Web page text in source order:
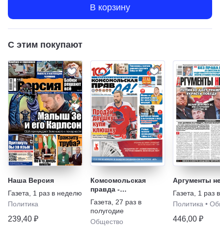
В корзину
С этим покупают
Наша Версия
Газета
1 раз в неделю
Политика
239,40 ₽
Комсомольская
правда -
Еженедельник с
"Телепрограммой"
Газета
27 раз в
полугодие
Общество
Аргументы
Газета
1 раз
Политика •
446,00 ₽